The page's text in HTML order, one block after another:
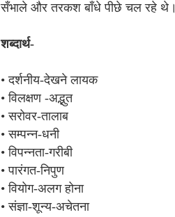
सँभाले और तरकश बाँधे पीछे चल रहे थे।
शब्दार्थ-
• दर्शनीय-देखने लायक
• विलक्षण -अद्भुत
• सरोवर-तालाब
• सम्पन्न-धनी
• विपन्नता-गरीबी
• पारंगत-निपुण
• वियोग-अलग होना
• संज्ञा-शून्य-अचेतना